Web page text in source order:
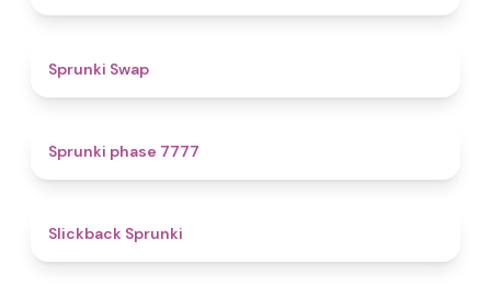
Sprunki Swap
Sprunki phase 7777
Slickback Sprunki